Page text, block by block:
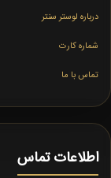
درباره لوستر سنتر
شماره کارت
تماس با ما
اطلاعات تماس